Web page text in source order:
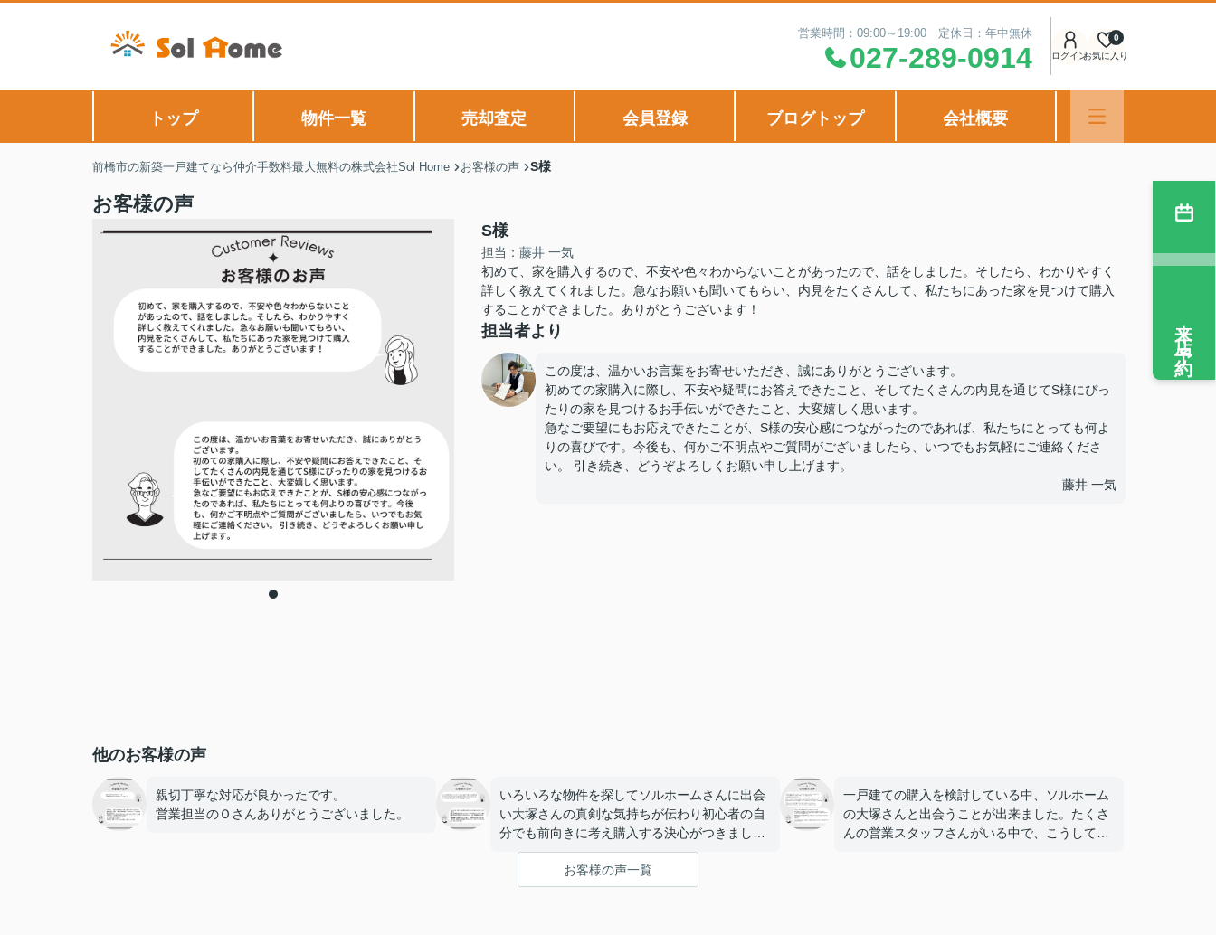
営業時間：09:00～19:00 定休日：年中無休
027-289-0914 ログインお気に入り
0
トップ 物件一覧 売却査定 会員登録 ブログトップ 会社概要
前橋市の新築一戸建てなら仲介手数料最大無料の株式会社Sol Home お客様の声 S様
お客様の声
S様
担当：藤井 一気
初めて、家を購入するので、不安や色々わからないことがあったので、話をしました。そしたら、わかりやすく
詳しく教えてくれました。急なお願いも聞いてもらい、内見をたくさんして、私たちにあった家を見つけて購入
することができました。ありがとうございます！
担当者より
この度は、温かいお言葉をお寄せいただき、誠にありがとうございます。
初めての家購入に際し、不安や疑問にお答えできたこと、そしてたくさんの内見を通じてS様にぴっ
たりの家を見つけるお手伝いができたこと、大変嬉しく思います。
急なご要望にもお応えできたことが、S様の安心感につながったのであれば、私たちにとっても何よ
りの喜びです。今後も、何かご不明点やご質問がございましたら、いつでもお気軽にご連絡くださ
い。 引き続き、どうぞよろしくお願い申し上げます。
藤井 一気
他のお客様の声
親切丁寧な対応が良かったです。
営業担当のＯさんありがとうございました。
いろいろな物件を探してソルホームさんに出会
い大塚さんの真剣な気持ちが伝わり初心者の自
分でも前向きに考え購入する決心がつきまし
た。とても良い物件も紹介してくれた事感謝し
一戸建ての購入を検討している中、ソルホーム
の大塚さんと出会うことが出来ました。たくさ
んの営業スタッフさんがいる中で、こうして出
お客様の声一覧
来店予約